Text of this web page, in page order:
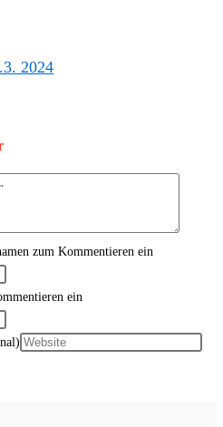
2024
zum Kommentieren ein
ein